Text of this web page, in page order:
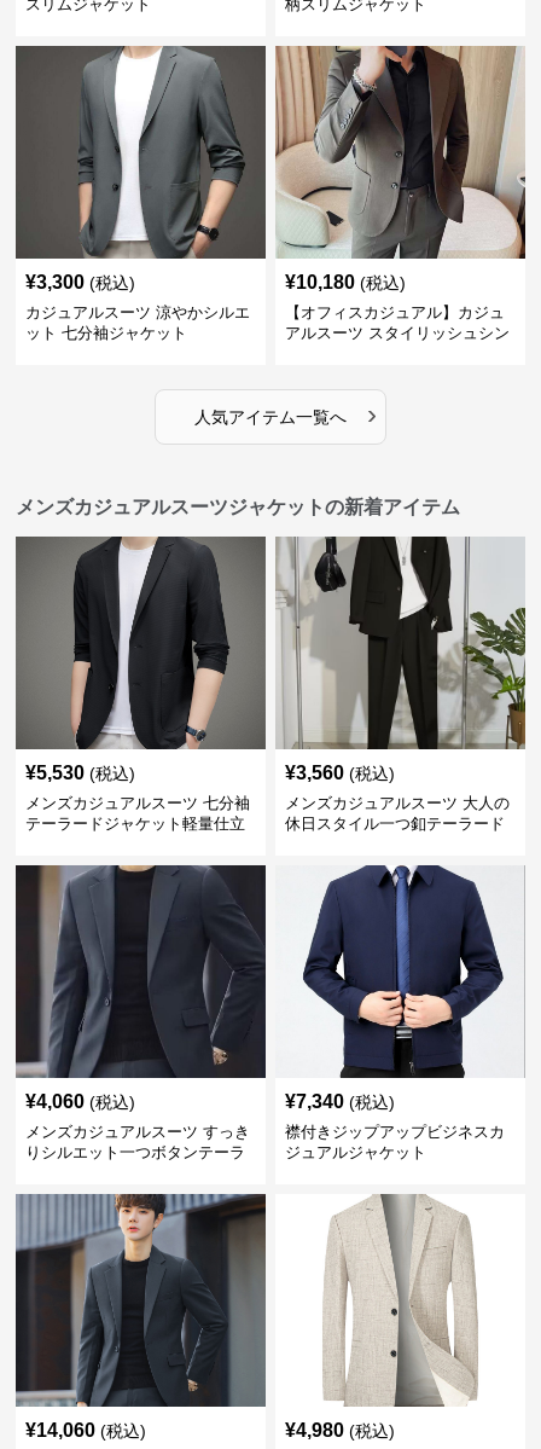
スリムジャケット 柄スリムジャケット
¥3,300 (税込)
カジュアルスーツ 涼やかシルエ
ット 七分袖ジャケット
¥10,180 (税込)
【オフィスカジュアル】カジュ
アルスーツ スタイリッシュシン
人気アイテム一覧へ ›
メンズカジュアルスーツジャケットの新着アイテム
¥5,530 (税込)
メンズカジュアルスーツ 七分袖
テーラードジャケット軽量仕立
¥3,560 (税込)
メンズカジュアルスーツ 大人の
休日スタイル一つ釦テーラード
¥4,060 (税込)
メンズカジュアルスーツ すっき
りシルエット一つボタンテーラ
¥7,340 (税込)
襟付きジップアップビジネスカ
ジュアルジャケット
¥14,060 (税込) ¥4,980 (税込)